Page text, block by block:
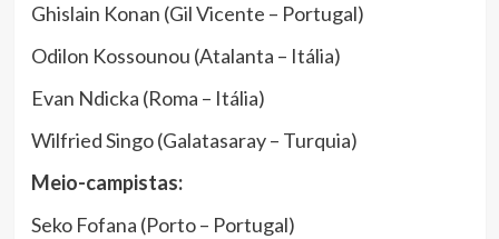
Ghislain Konan (Gil Vicente – Portugal)
Odilon Kossounou (Atalanta – Itália)
Evan Ndicka (Roma – Itália)
Wilfried Singo (Galatasaray – Turquia)
Meio-campistas:
Seko Fofana (Porto – Portugal)